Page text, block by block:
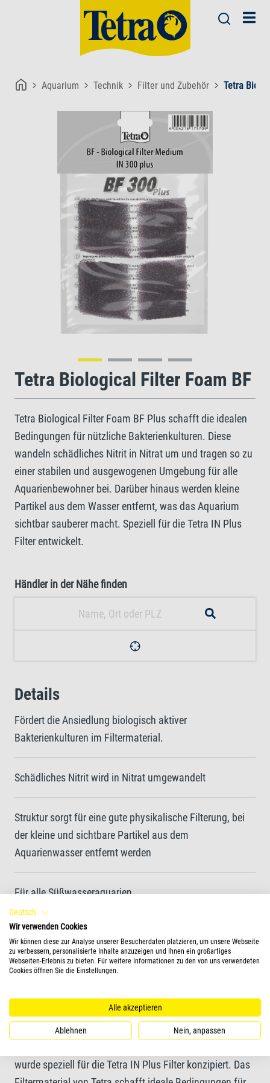
Aquarium Technik Filter und Zubehör Tetra
Tetra Biological Filter Foam BF
Tetra Biological Filter Foam BF Plus schafft die idealen
Bedingungen für nützliche Bakterienkulturen. Diese
wandeln schädliches Nitrit in Nitrat um und tragen so zu
einer stabilen und ausgewogenen Umgebung für alle
Aquarienbewohner bei. Darüber hinaus werden kleine
Partikel aus dem Wasser entfernt, was das Aquarium
sichtbar sauberer macht. Speziell für die Tetra IN Plus
Filter entwickelt.
Händler in der Nähe finden
Details
Fördert die Ansiedlung biologisch aktiver
Bakterienkulturen im Filtermaterial.
Schädliches Nitrit wird in Nitrat umgewandelt
Struktur sorgt für eine gute physikalische Filterung, bei
der kleine und sichtbare Partikel aus dem
Aquarienwasser entfernt werden
Für alle Süßwasseraquarien
Speziell für Tetra IN Plus Filter entwickelt
Tetra Biological Filter Foam BF Plus wurde entwickelt,
um eine hocheffektive und natürliche Filterung für
wurde speziell für die Tetra IN Plus Filter konzipiert. Das
Deutsch
Wir verwenden Cookies
Wir können diese zur Analyse unserer Besucherdaten platzieren, um unsere Webseite
zu verbessern, personalisierte Inhalte anzuzeigen und Ihnen ein großartiges
Webseiten-Erlebnis zu bieten. Für weitere Informationen zu den von uns verwendeten
Cookies öffnen Sie die Einstellungen.
Alle akzeptieren
Ablehnen Nein, anpassen